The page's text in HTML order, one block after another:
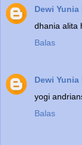
Dewi Yunia
dhania alita
Balas
Dewi Yunia
yogi
Balas